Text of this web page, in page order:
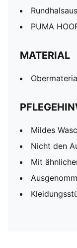
PUMA
MATERIAL
Mildes
Nicht den
Mit